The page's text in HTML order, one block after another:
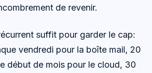
de revenir.
suffit pour garder le cap:
vendredi pour la boîte mail, 20
début de mois pour le cloud, 30